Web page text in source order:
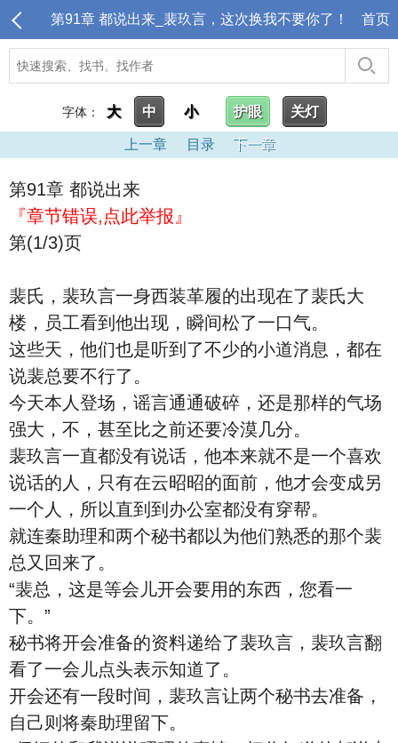
第91章 都说出来_裴玖言，这次换我不要你了！ 首页
字体： 大 中 小 护眼 关灯
上一章 目录 下一章
第91章 都说出来
『章节错误,点此举报』
第(1/3)页
裴氏，裴玖言一身西装革履的出现在了裴氏大
楼，员工看到他出现，瞬间松了一口气。
这些天，他们也是听到了不少的小道消息，都在
说裴总要不行了。
今天本人登场，谣言通通破碎，还是那样的气场
强大，不，甚至比之前还要冷漠几分。
裴玖言一直都没有说话，他本来就不是一个喜欢
说话的人，只有在云昭昭的面前，他才会变成另
一个人，所以直到到办公室都没有穿帮。
就连秦助理和两个秘书都以为他们熟悉的那个裴
总又回来了。
“裴总，这是等会儿开会要用的东西，您看一
下。”
秘书将开会准备的资料递给了裴玖言，裴玖言翻
看了一会儿点头表示知道了。
开会还有一段时间，裴玖言让两个秘书去准备，
自己则将秦助理留下。